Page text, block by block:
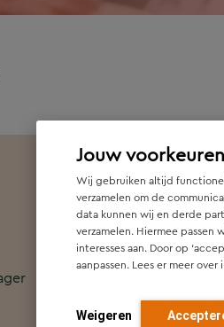
Jouw voorkeuren
Wij gebruiken altijd
verzamelen om de
data kunnen wij en derde
verzamelen. Hiermee
interesses aan. Door op
aanpassen. Lees er meer over
Weigeren
Senior